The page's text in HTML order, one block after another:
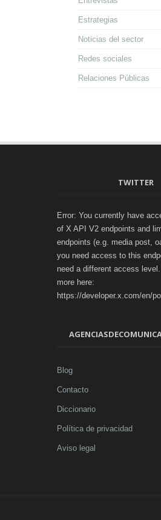
Estrategias
Noticias del sector
Redes sociales
Relaciones Públicas
TWITTER
Error: You currently have
of X API V2 endpoints and
endpoints (e.g. media post,
you need access to this
need a different access
more here:
https://developer.x.com/en/
Blog
Contacto
Diccionario
Política de privacidad
Aviso legal